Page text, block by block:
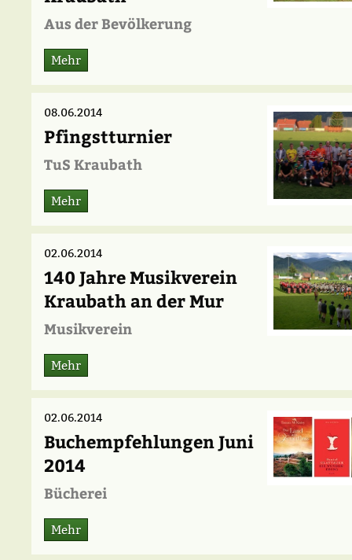
Aus der Bevölkerung
Mehr
08.06.2014
Pfingstturnier
TuS Kraubath
Mehr
02.06.2014
140 Jahre Musikverein
Kraubath an der Mur
Musikverein
Mehr
02.06.2014
Buchempfehlungen Juni
2014
Bücherei
Mehr